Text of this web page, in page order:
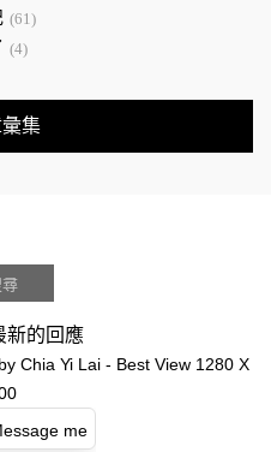
(61)
(4)
集
新的回應
Chia Yi Lai - Best View 1280 X
me